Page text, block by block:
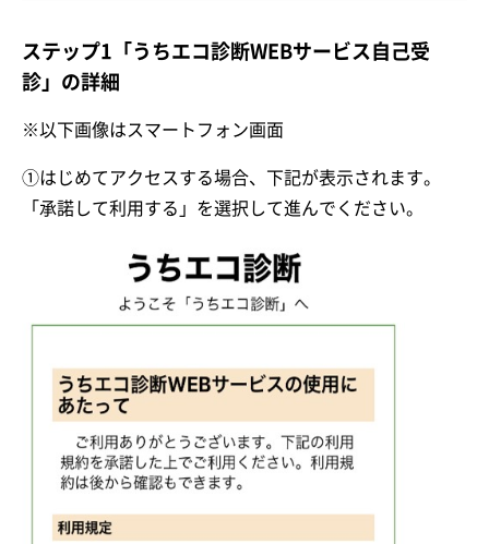
ステップ1「うちエコ診断WEBサービス自己受
診」の詳細
※以下画像はスマートフォン画面
①はじめてアクセスする場合、下記が表示されます。
「承諾して利用する」を選択して進んでください。